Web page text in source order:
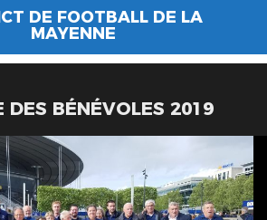
DE FOOTBALL DE LA
MAYENNE
DES BÉNÉVOLES 2019